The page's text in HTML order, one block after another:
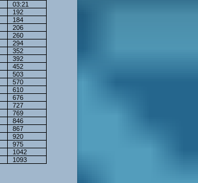
03:21
192
184
206
260
294
352
392
452
503
570
610
676
727
769
846
867
920
975
1042
1093